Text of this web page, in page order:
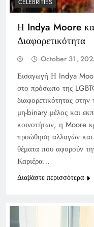
CELEBRITIES
Η Indya Moore
Διαφορετικότητα
October 31,
Εισαγωγή Η Indya
στο πρόσωπο της
διαφορετικότητας
μη-binary μέλος και
κοινοτήτων, η Moore
προώθηση αλλαγών και
θέματα που αφορούν
Καριέρα…
Διαβάστε περισσότερα